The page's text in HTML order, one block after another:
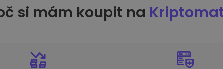
si mám koupit na